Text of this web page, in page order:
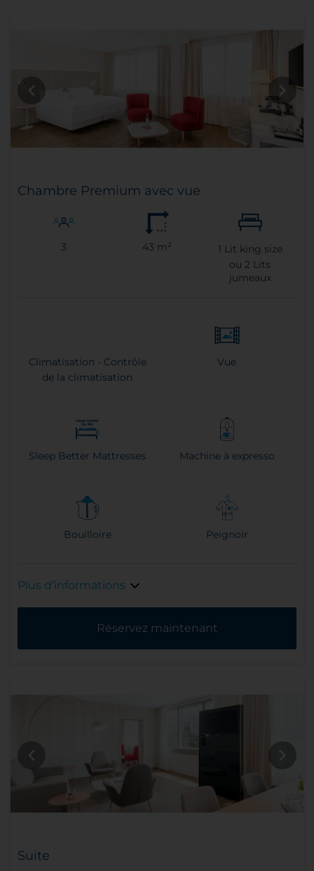
Chambre Premium avec vue
3 43 m² 1 Lit king size
ou 2 Lits
jumeaux
Climatisation - Contrôle
de la climatisation
Vue
Sleep Better Mattresses Machine à expresso
Bouilloire Peignoir
Plus d’informations
Réservez maintenant
Suite